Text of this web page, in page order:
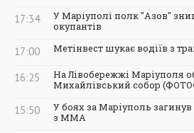
17:34
У Маріуполі полк "Азов"
окупантів
17:00 Метінвест шукає водіїв з
16:25
На Лівобережжі Маріуполя
Михайлівський собор
15:50
У боях за Маріуполь загинув
з ММА